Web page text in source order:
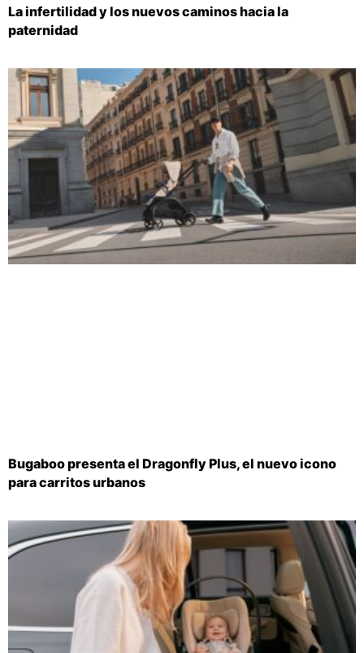
La infertilidad y los nuevos caminos hacia la
paternidad
Bugaboo presenta el Dragonfly Plus, el nuevo icono
para carritos urbanos